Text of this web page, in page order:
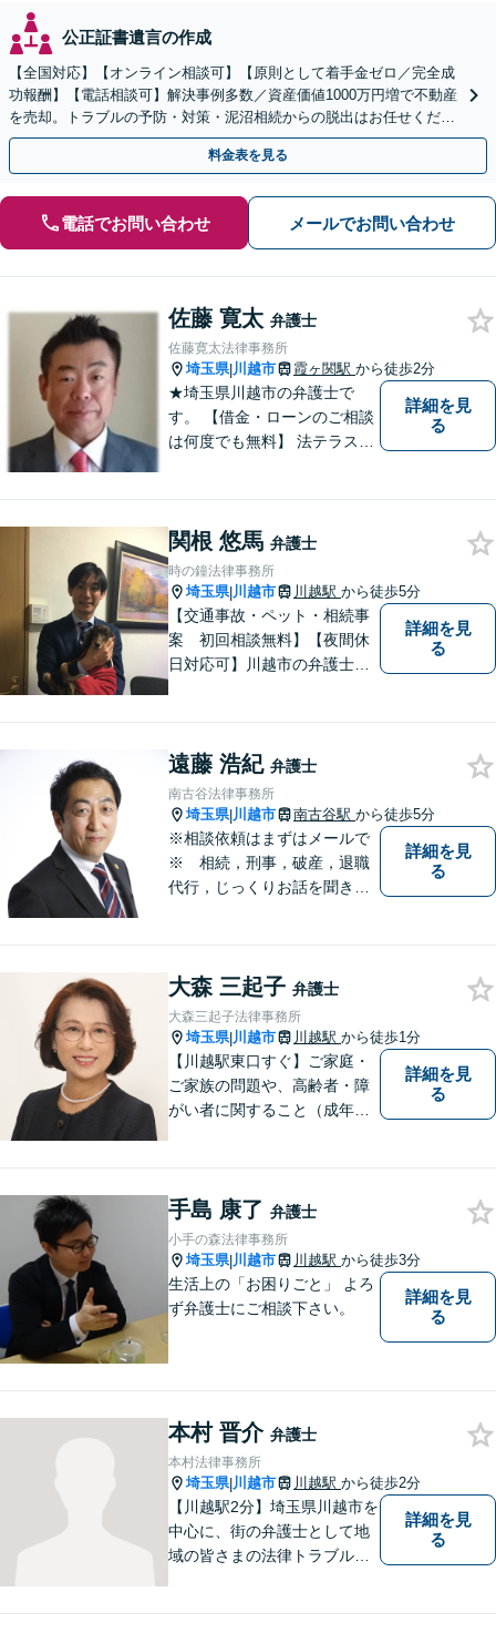
公正証書遺言の作成
【全国対応】【オンライン相談可】【原則として着手金ゼロ／完全成
功報酬】【電話相談可】解決事例多数／資産価値1000万円増で不動産
を売却。トラブルの予防・対策・泥沼相続からの脱出はお任せくださ
い！法律と税務を一体的に対応します
料金表を見る
電話でお問い合わせ メールでお問い合わせ
佐藤 寛太 弁護士
佐藤寛太法律事務所
埼玉県|川越市 霞ヶ関駅 から徒歩2分
★埼玉県川越市の弁護士で
す。 【借金・ローンのご相談
は何度でも無料】 法テラス契
詳細を見
る
関根 悠馬 弁護士
時の鐘法律事務所
埼玉県|川越市 川越駅 から徒歩5分
【交通事故・ペット・相続事
案 初回相談無料】【夜間休
日対応可】川越市の弁護士で
詳細を見
る
遠藤 浩紀 弁護士
南古谷法律事務所
埼玉県|川越市 南古谷駅 から徒歩5分
※相談依頼はまずはメールで
※ 相続，刑事，破産，退職
代行，じっくりお話を聞き、
で、様々な問題に直面してき
ました。相談だけでもお気軽
にお問合せください。
詳細を見
る
大森 三起子 弁護士
大森三起子法律事務所
埼玉県|川越市 川越駅 から徒歩1分
【川越駅東口すぐ】ご家庭・
ご家族の問題や、高齢者・障
がい者に関すること（成年後
い。
詳細を見
る
手島 康了 弁護士
小手の森法律事務所
埼玉県|川越市 川越駅 から徒歩3分
生活上の「お困りごと」 よろ
ず弁護士にご相談下さい。
詳細を見
る
本村 晋介 弁護士
本村法律事務所
埼玉県|川越市 川越駅 から徒歩2分
【川越駅2分】埼玉県川越市を
中心に、街の弁護士として地
域の皆さまの法律トラブル解
詳細を見
る